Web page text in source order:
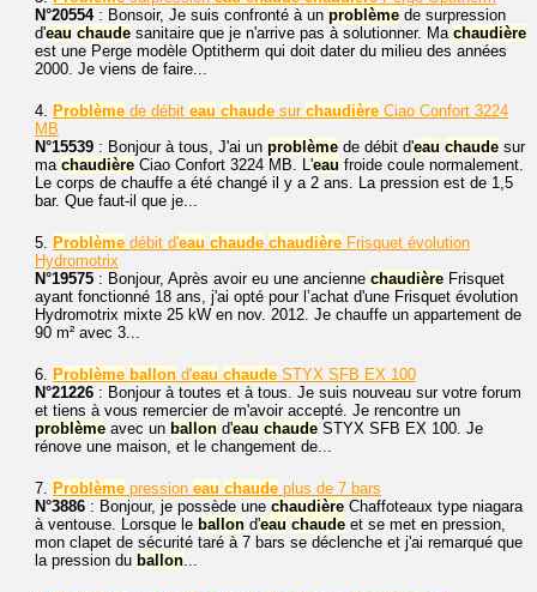
N°20554: Bonsoir, Je suis confronté à un problème de surpression
d'eau chaude sanitaire que je n'arrive pas à solutionner. Ma chaudière
est une Perge modèle Optitherm qui doit dater du milieu des années
2000. Je viens de faire...
4. Problème de débit eau chaude sur chaudière Ciao Confort 3224
MB
N°15539 : Bonjour à tous, J'ai un problème de débit d'eau chaude sur
ma chaudière Ciao Confort 3224 MB. L'eau froide coule normalement.
Le corps de chauffe a été changé il y a 2 ans. La pression est de 1,5
bar. Que faut-il que je...
5. Problème débit d'eau chaude chaudière Frisquet évolution
Hydromotrix
N°19575 : Bonjour, Après avoir eu une ancienne chaudière Frisquet
ayant fonctionné 18 ans, j'ai opté pour l’achat d'une Frisquet évolution
Hydromotrix mixte 25 kW en nov. 2012. Je chauffe un appartement de
90 m² avec 3...
6. Problème ballon d'eau chaude STYX SFB EX 100
N°21226 : Bonjour à toutes et à tous. Je suis nouveau sur votre forum
et tiens à vous remercier de m'avoir accepté. Je rencontre un
problème avec un ballon d'eau chaude STYX SFB EX 100. Je
rénove une maison, et le changement de...
7. Problème pression eau chaude plus de 7 bars
N°3886 : Bonjour, je possède une chaudière Chaffoteaux type niagara
à ventouse. Lorsque le ballon d'eau chaude et se met en pression,
mon clapet de sécurité taré à 7 bars se déclenche et j'ai remarqué que
la pression du ballon...